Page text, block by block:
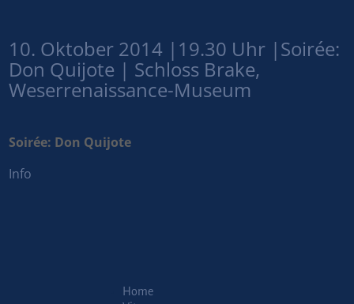
10. Oktober 2014 |19.30 Uhr |Soirée:
Don Quijote | Schloss Brake,
Weserrenaissance-Museum
Soirée: Don Quijote
Info
Home